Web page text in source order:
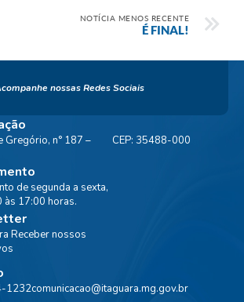
NOTÍCIA MENOS RECENTE
É FINAL!
nossas Redes Sociais
Gregório, n° 187 –
CEP: 35488-000
1232comunicacao@itaguara.mg.gov.br
de segunda a sexta,
às 17:00 horas.
Receber nossos